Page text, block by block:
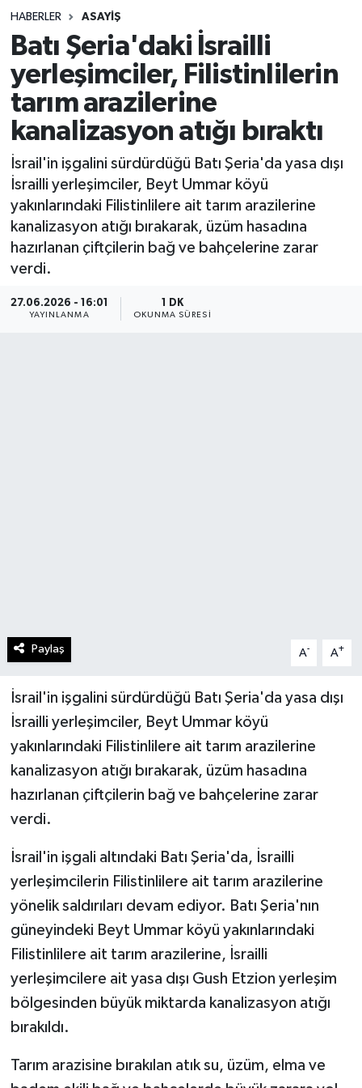
HABERLER ASAYIŞ
Batı Şeria'daki İsrailli
yerleşimciler, Filistinlilerin
tarım arazilerine
kanalizasyon atığı bıraktı
İsrail'in işgalini sürdürdüğü Batı Şeria'da yasa dışı
İsrailli yerleşimciler, Beyt Ummar köyü
yakınlarındaki Filistinlilere ait tarım arazilerine
kanalizasyon atığı bırakarak, üzüm hasadına
hazırlanan çiftçilerin bağ ve bahçelerine zarar
verdi.
27.06.2026 - 16:01
YAYINLANMA
1 DK
OKUNMA SÜRESI
Paylaş A- A+
İsrail'in işgalini sürdürdüğü Batı Şeria'da yasa dışı
İsrailli yerleşimciler, Beyt Ummar köyü
yakınlarındaki Filistinlilere ait tarım arazilerine
kanalizasyon atığı bırakarak, üzüm hasadına
hazırlanan çiftçilerin bağ ve bahçelerine zarar
verdi.
İsrail'in işgali altındaki Batı Şeria'da, İsrailli
yerleşimcilerin Filistinlilere ait tarım arazilerine
yönelik saldırıları devam ediyor. Batı Şeria'nın
güneyindeki Beyt Ummar köyü yakınlarındaki
Filistinlilere ait tarım arazilerine, İsrailli
yerleşimcilere ait yasa dışı Gush Etzion yerleşim
bölgesinden büyük miktarda kanalizasyon atığı
bırakıldı.
Tarım arazisine bırakılan atık su, üzüm, elma ve
Spor
Teknoloji